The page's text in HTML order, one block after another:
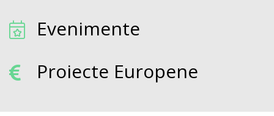
Evenimente
Proiecte Europene